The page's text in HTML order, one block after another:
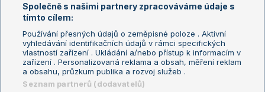
LS Prague Open
Podmínky užití
Nastavení soukromí
GDPR a žurnalistika
Reklama
Kontakt
Informace o zpracování osobních
údajů
Společně s našimi partnery zpracováváme údaje s
tímto cílem:
Používání přesných údajů o zeměpisné poloze . Aktivní
vyhledávání identifikačních údajů v rámci specifických
vlastností zařízení . Ukládání a/nebo přístup k informacím v
zařízení . Personalizovaná reklama a obsah, měření reklam
a obsahu, průzkum publika a rozvoj služeb .
Seznam partnerů (dodavatelů)